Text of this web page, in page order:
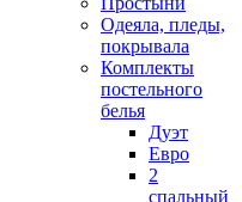
Одеяла, пледы,
покрывала
Комплекты
постельного
белья
Дуэт
Евро
2
спальный